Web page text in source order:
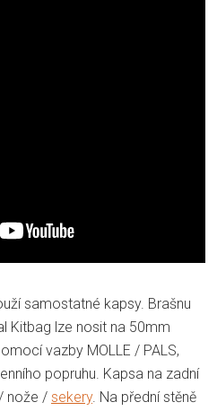
samostatné kapsy. Brašnu
Kitbag lze nosit na 50mm
vazby MOLLE / PALS,
popruhu. Kapsa na zadní
nože / sekery. Na přední stěně